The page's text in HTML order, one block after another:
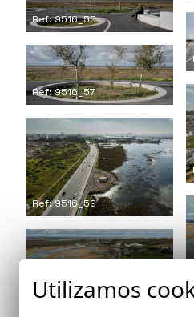
Ref: 9516_55
Ref: 9516_57
Ref: 9516_59
Utilizamos